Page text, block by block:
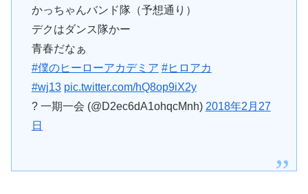
かっちゃんバンド隊（予想通り）
デクはダンス隊かー
青春だなぁ
#僕のヒーローアカデミア #ヒロアカ
#wj13 pic.twitter.com/hQ8op9iX2y
? 一期一会 (@D2ec6dA1ohqcMnh) 2018年2月27
日